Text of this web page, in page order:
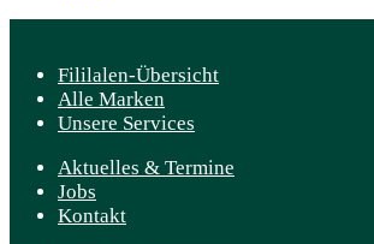
Fililalen-Übersicht
Alle Marken
Unsere Services
Aktuelles & Termine
Jobs
Kontakt